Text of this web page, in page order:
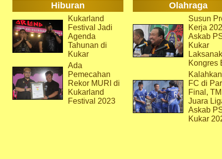
Hiburan Olahraga
Kukarland
Festival Jadi
Agenda
Tahunan di
Kukar
Ada
Pemecahan
Rekor MURI di
Kukarland
Festival 2023
Susun
Kerja
Askab
Kukar
Kongres
FC di
Final,
Juara
Askab
Kukar